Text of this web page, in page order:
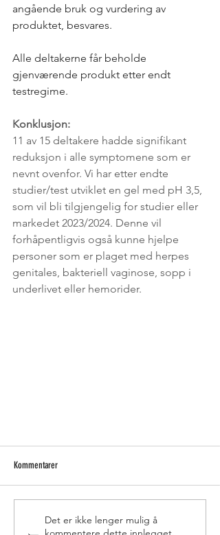
angående bruk og vurdering av
produktet, besvares.
Alle deltakerne får beholde
gjenværende produkt etter endt
testregime.
Konklusjon:
11 av 15 deltakere hadde signifikant
reduksjon i alle symptomene som er
nevnt ovenfor. Vi har etter endte
studier/test utviklet en gel med pH 3,5,
som vil bli tilgjengelig for studier eller
markedet 2023/2024. Denne vil
forhåpentligvis også kunne hjelpe
personer som er plaget med herpes
genitales, bakteriell vaginose, sopp i
underlivet eller hemorider.
Kommentarer
Det er ikke lenger mulig å